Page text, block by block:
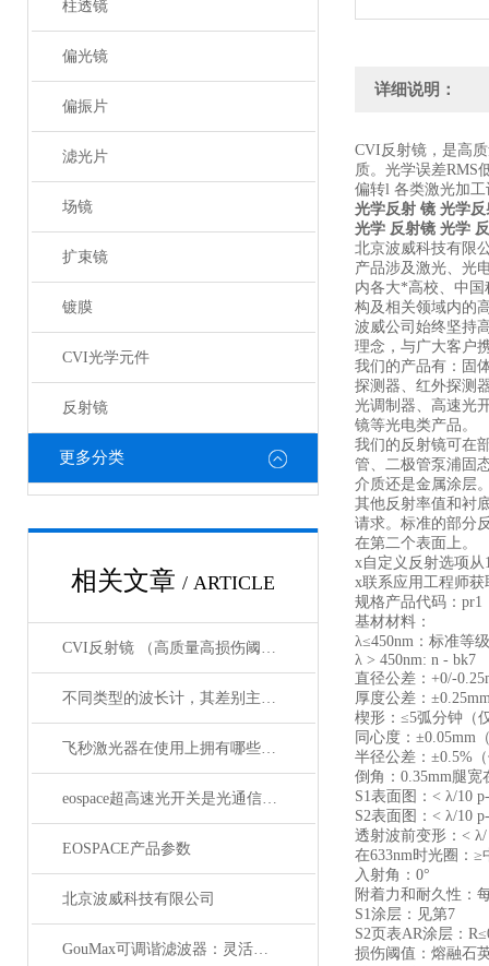
柱透镜
偏光镜
偏振片
滤光片
场镜
扩束镜
镀膜
CVI光学元件
反射镜
更多分类
相关文章 / ARTICLE
CVI反射镜 （高质量高损伤阈值反射镜）产品介绍
不同类型的波长计，其差别主要体现在以下这些地方
飞秒激光器在使用上拥有哪些特点？
eospace超高速光开关是光通信领域的革新之作
EOSPACE产品参数
北京波威科技有限公司
GouMax可调谐滤波器：灵活性与性能的结合
详细说明：
CVI反射镜，是高
质。光学误差RMS
偏转l 各类激光加
光学反射 镜 光学反
光学 反射镜 光学
北京波威科技有限
产品涉及激光、光
内各大*高校、中
构及相关领域内的
波威公司始终坚持
理念，与广大客户
我们的产品有：固
探测器、红外探测
光调制器、高速光
镜等光电类产品。
我们的反射镜可在
管、二极管泵浦固
介质还是金属涂层
其他反射率值和衬
请求。标准的部分
在第二个表面上。
x自定义反射选项从
x联系应用工程师获
规格产品代码：pr1
基材材料：
λ≤450nm：标准等
λ > 450nm: n - bk7
直径公差：+0/-
厚度公差：
楔形：≤5弧分钟（
同心度：±0.05mm
半径公差：±0.5%
倒角：0.35mm腿宽
S1表面图：< λ/10
S2表面图：< λ/10
透射波前变形：< λ/
在633nm时光圈：≥
入射角：0°
附着力和耐久性：
S1涂层：见第7
S2页表AR涂层：
损伤阈值：熔融石英